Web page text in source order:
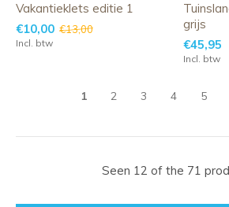
Vakantieklets editie 1
€10,00 €13,00
Incl. btw
grijs
€45,95
Incl. btw
1 2 3 4 5
Seen 12 of the 71